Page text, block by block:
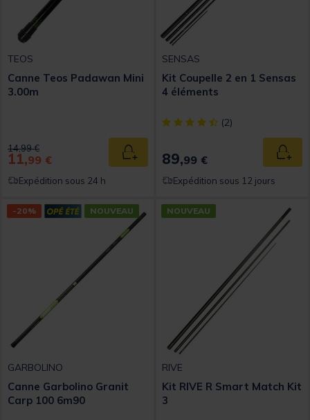
TEOS
Canne Teos Padawan Mini
3.00m
Price reduced from
14,99 €to
11,99 € Ajouter au panier
Expédition sous 24 h
SENSAS
Kit Coupelle 2 en 1 Sensas
4 éléments
[object Object] out of 5
(2)
89,99 €
Expédition sous 12 jours
-20% NOUVEAU
GARBOLINO
Canne Garbolino Granit
Carp 100 6m90
NOUVEAU
RIVE
Kit RIVE R Smart Match Kit
3